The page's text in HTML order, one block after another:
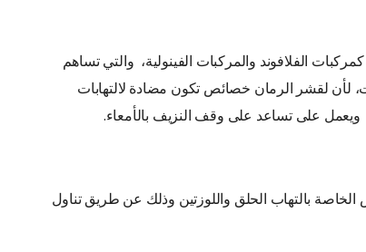
الفلافوند والمركبات الفينولية، والتي تساهم
لأن لقشر الرمان خصائص تكون مضادة لالتهابات
ويعمل على تساعد على وقف النزيف بالأمعاء.
بالتهاب الحلق واللوزتين وذلك عن طريق تناول